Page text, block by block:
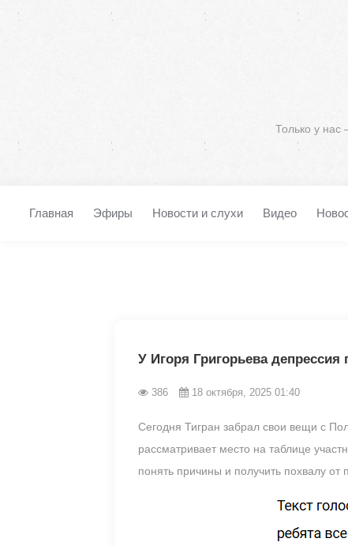
Только у нас
Главная Эфиры Новости и слухи Видео
У Игоря Григорьева депрессия
386 18 октября, 2025 01:40
Сегодня Тигран забрал свои вещи с
рассматривает место на таблице
понять причины и получить похвалу от